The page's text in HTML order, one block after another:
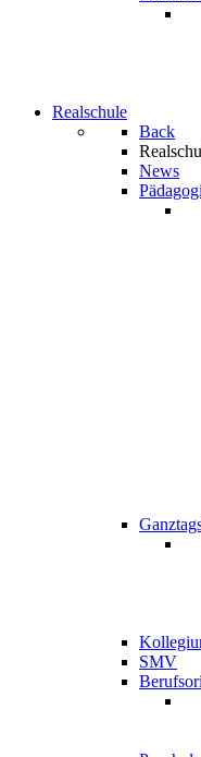
Realschule
Back
News
SMV